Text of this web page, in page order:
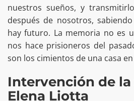
nuestros sueños, y
después de nosotros,
hay futuro. La memoria no es
nos hace prisioneros del
son los cimientos de una casa
Intervención de la
Elena Liotta